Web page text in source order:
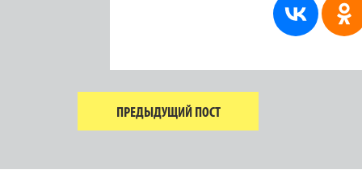
ПРЕДЫДУЩИЙ ПОСТ